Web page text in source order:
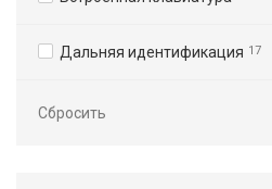
Дальняя идентификация 17
Сбросить